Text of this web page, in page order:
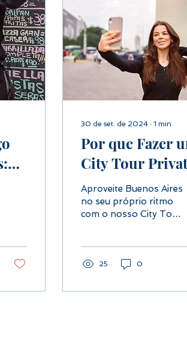
30 de set. de 2024 ∙ 1 min
Por que Fazer
City Tour
é a Melhor Opção
em Buenos
Aproveite Buenos Aires
no seu próprio ritmo
com o nosso City Tour
te
25 0